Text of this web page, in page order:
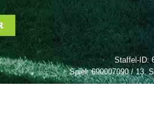
Staffel-ID:
Spiel:690007090 / 13.